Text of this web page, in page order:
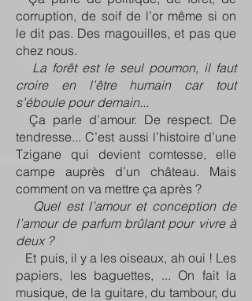
corruption, de soif de l’or même si on
le dit pas. Des magouilles, et pas que
chez nous.
La forêt est le seul poumon, il faut
croire en l’être humain car tout
s’éboule pour demain...
Ça parle d’amour. De respect. De
tendresse... C’est aussi l’histoire d’une
Tzigane qui devient comtesse, elle
campe auprès d’un château. Mais
comment on va mettre ça après ?
Quel est l’amour et conception de
l’amour de parfum brûlant pour vivre à
deux ?
Et puis, il y a les oiseaux, ah oui ! Les
papiers, les baguettes, ... On fait la
musique, de la guitare, du tambour, du